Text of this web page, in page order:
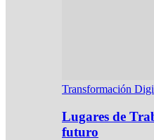
Transformación
Lugares de
futuro